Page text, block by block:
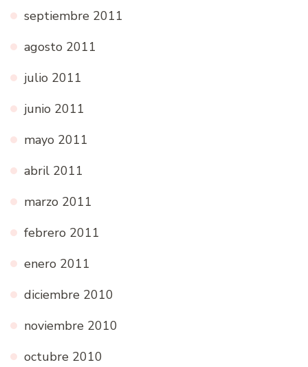
septiembre 2011
agosto 2011
julio 2011
junio 2011
mayo 2011
abril 2011
marzo 2011
febrero 2011
enero 2011
diciembre 2010
noviembre 2010
octubre 2010